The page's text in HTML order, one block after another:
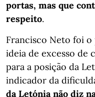
portas, mas que
respeito.
Francisco Neto foi
ideia de excesso de
para a posição da
indicador da
da Letónia não diz